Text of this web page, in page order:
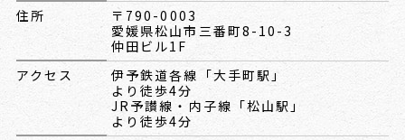
住所
〒790-0003
愛媛県松山市三番町8-10-3
仲田ビル1F
アクセス
伊予鉄道各線「大手町駅」
より徒歩4分
JR予讃線・内子線「松山駅」
より徒歩4分